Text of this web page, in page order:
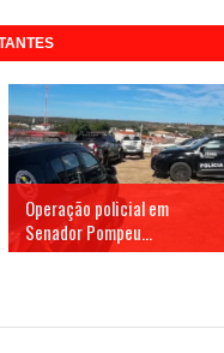
Operação policial em
Senador Pompeu...